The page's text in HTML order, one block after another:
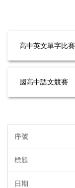
高中英文單字比賽
國高中語文競賽